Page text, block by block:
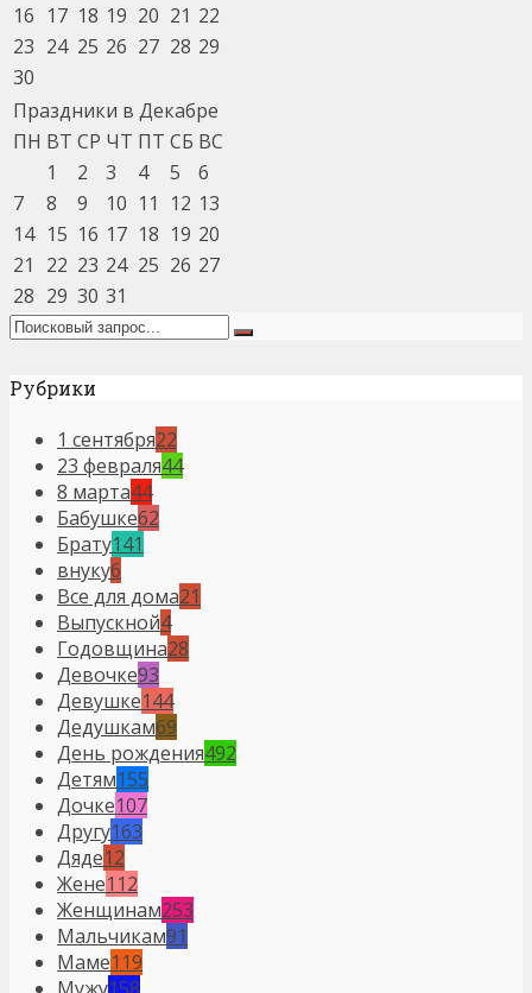
16 17 18 19 20 21 22
23 24 25 26 27 28 29
30
Праздники в Декабре
ПН ВТ СР ЧТ ПТ СБ ВС
1
2 3 4 5
6
7
8 9 10 11 12 13
14 15 16 17 18 19 20
21
22 23 24 25 26 27
28 29 30 31
Рубрики
1 сентября22
23 февраля44
8 марта44
Бабушке62
Брату141
внуку6
Все для дома21
Выпускной4
Годовщина28
Девочке93
Девушке144
Дедушкам69
День рождения492
Детям155
Дочке107
Другу163
Дяде12
Жене112
Женщинам253
Мальчикам91
Маме119
Мужу158